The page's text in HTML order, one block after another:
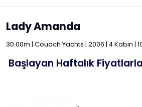
Lady Amanda
30.00m | Couach Yachts | 2006 | 4 Kabin |
Başlayan Haftalık Fiyatlarla